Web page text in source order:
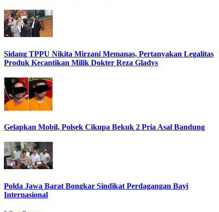
Sidang TPPU Nikita Mirzani Memanas, Pertanyakan Legalitas
Produk Kecantikan Milik Dokter Reza Gladys
Gelapkan Mobil, Polsek Cikupa Bekuk 2 Pria Asal Bandung
Polda Jawa Barat Bongkar Sindikat Perdagangan Bayi
Internasional